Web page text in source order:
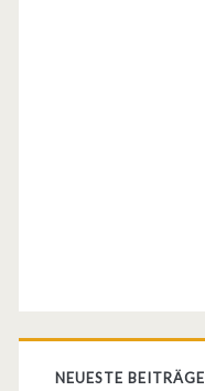
n
–
NEUESTE BEITRÄGE